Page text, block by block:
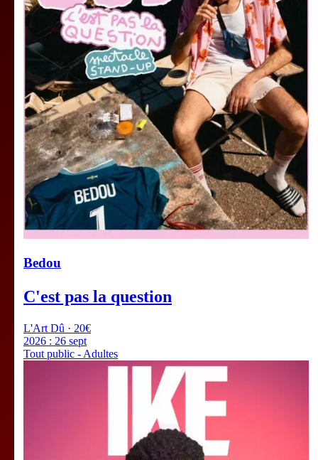
Bedou
C'est pas la question
L'Art Dû · 20€
2026 : 26 sept
Tout public - Adultes